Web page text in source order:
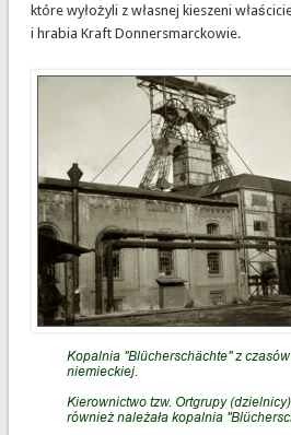
które wyłożyli z własnej kieszeni
i hrabia Kraft Donnersmarckowie.